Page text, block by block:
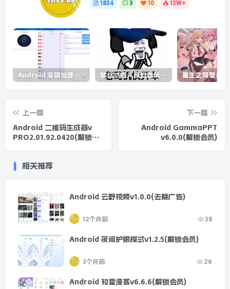
1834 3 10 13W+
Android 海鸥加速器v6.6.3(解锁会员) 螺丝式插入模拟器第5代/NejicomiSimulator.Vol.5.v1.0.2
上一篇
Android 二维码生成器v
PRO2.01.92.0420(解锁会
下一篇
Android GammaPPT
v6.0.0(解锁会员)
相关推荐
Android 云野视频v1.0.0(去除广告)
12个月前 38
Android 夜间护眼模式v1.2.5(解锁会员)
3个月前 26
Android 知音漫客v6.6.6(解锁会员)